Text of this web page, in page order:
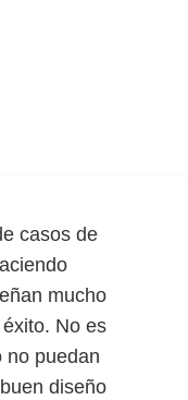
casos de
mucho
No es
no puedan
diseño